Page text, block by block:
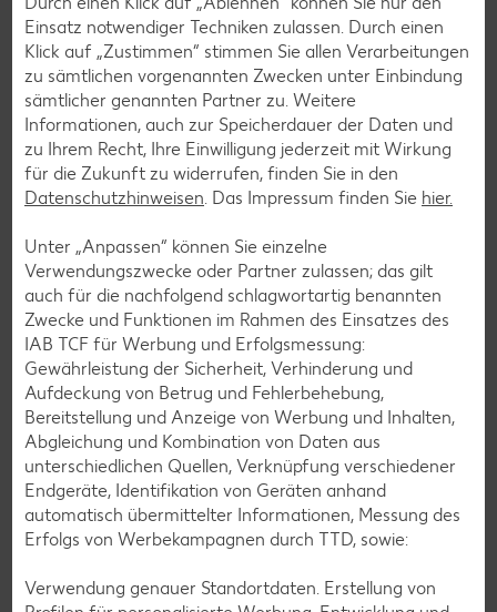
Kaufland-App: cleverer Einkaufshelfer mit
Kaufland Card XTRA
Dein Einkauf, perfekt organisiert – für iOS und Android:
Entdecke unsere Filial-Angebote, verpasse dank
Angebotsalarm kein Angebote mehr und plane deinen
Einkauf entspannt mit der digitalen Einkaufsliste. Ob
exklusive Kaufland Card XTRA Vorteile, unser riesiger
Online-Marktplatz Kaufland.de oder der schnelle Filialfinder
– mit der Kaufland-App hast du alles im Griff.
Mehr erfahren
Einsatz notwendiger Techniken zulassen. Durch einen
Klick auf „Zustimmen“ stimmen Sie allen Verarbeitungen
zu sämtlichen vorgenannten Zwecken unter Einbindung
sämtlicher genannten Partner zu. Weitere
Informationen, auch zur Speicherdauer der Daten und
zu Ihrem Recht, Ihre Einwilligung jederzeit mit Wirkung
für die Zukunft zu widerrufen, finden Sie in den
Datenschutzhinweisen. Das Impressum finden Sie hier.
Unter „Anpassen“ können Sie einzelne
Verwendungszwecke oder Partner zulassen; das gilt
auch für die nachfolgend schlagwortartig benannten
Zwecke und Funktionen im Rahmen des Einsatzes des
IAB TCF für Werbung und Erfolgsmessung:
Gewährleistung der Sicherheit, Verhinderung und
Aufdeckung von Betrug und Fehlerbehebung,
Bereitstellung und Anzeige von Werbung und Inhalten,
Abgleichung und Kombination von Daten aus
unterschiedlichen Quellen, Verknüpfung verschiedener
Endgeräte, Identifikation von Geräten anhand
automatisch übermittelter Informationen, Messung des
Erfolgs von Werbekampagnen durch TTD, sowie:
Verwendung genauer Standortdaten. Erstellung von